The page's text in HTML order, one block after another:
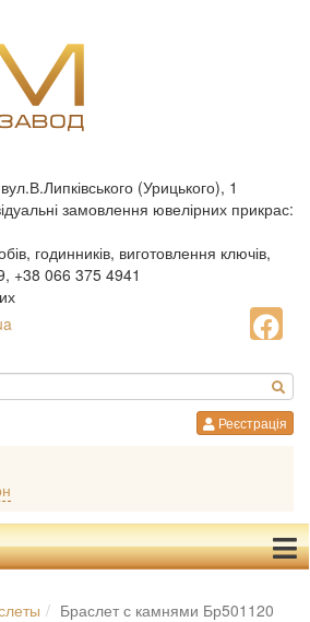
(Урицького), 1
замовлення ювелірних прикрас:
годинників, виготовлення ключів,
+38 066 375 4941
Реєстрація
Браслет с камнями Бр501120